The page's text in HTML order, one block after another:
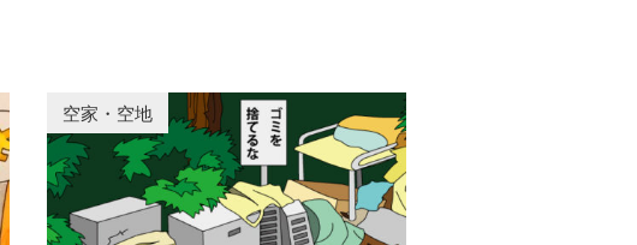
空家・空地